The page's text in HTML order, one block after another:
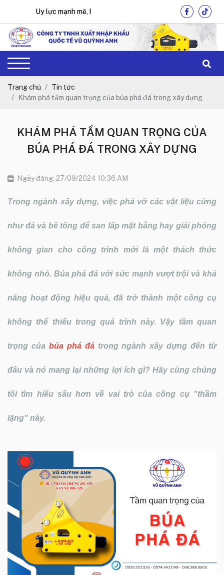
Uy lực mạnh mẽ, hiệu quả tối ưu !
Trang chủ
Tin tức
Khám phá tầm quan trọng của búa phá đá trong xây dựng
KHÁM PHÁ TẦM QUAN TRỌNG CỦA
BÚA PHÁ ĐÁ TRONG XÂY DỰNG
Ngày đăng: 27/09/2024 10:36 AM
Trong ngành xây dựng, việc phá vỡ các vật liệu cứng
như đá và bê tông để san lấp mặt bằng hay giải phóng
không gian cho công trình mới là một thách thức
không nhỏ. Búa phá đá với sức mạnh vượt trội và khả
năng hoạt động hiệu quả, đã trở thành một công cụ
không thể thiếu trong quá trình này. Vậy tầm quan
trọng của búa phá đátrong ngành xây dựng đến từ
đâu và nó mang lại những lợi ích gì? Hãy cùng chúng
tôi tìm hiểu sâu hơn về vai trò của công cụ "thầm
lặng" này.